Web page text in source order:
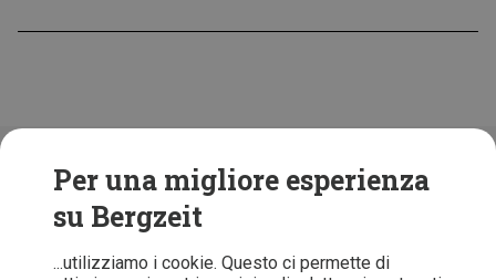
Per una migliore esperienza
su Bergzeit
...utilizziamo i cookie. Questo ci permette di